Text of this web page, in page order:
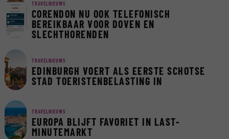
TRAVELNIEUWS
CORENDON NU OOK TELEFONISCH
BEREIKBAAR VOOR DOVEN EN
SLECHTHORENDEN
TRAVELNIEUWS
EDINBURGH VOERT ALS EERSTE SCHOTSE
STAD TOERISTENBELASTING IN
TRAVELNIEUWS
EUROPA BLIJFT FAVORIET IN LAST-
MINUTEMARKT